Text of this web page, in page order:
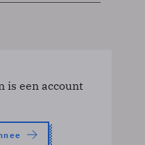
is een account